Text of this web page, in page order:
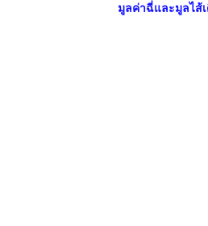
มูลค่าฉี่และมูลไส้